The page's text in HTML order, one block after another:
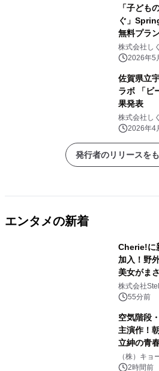
「子ども
ぐ」
無料プラ
ャン）」
株式会社し
2026年5
佐賀県立
ラボ 「ビ
果発表
株式会社し
2026年4
発行者のリリースを
エンタメの新着
Cherie!に
加入！野
美女がま
のサプラ
株式会社
55分前
空気階段
主演作！
立紳の青
マジで来
（株）キョ
2時間前